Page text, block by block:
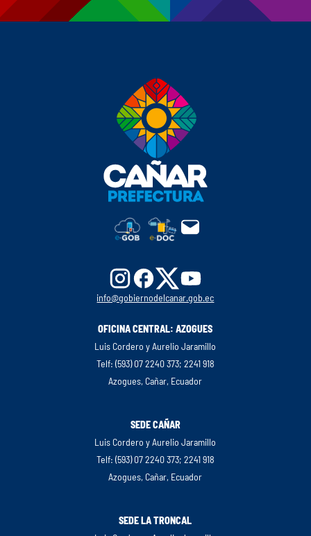
info@gobiernodelcanar.gob.ec
OFICINA CENTRAL: AZOGUES
Luis Cordero y Aurelio Jaramillo
Telf: (593) 07 2240 373; 2241 918
Azogues, Cañar, Ecuador
SEDE CAÑAR
Luis Cordero y Aurelio Jaramillo
Telf: (593) 07 2240 373; 2241 918
Azogues, Cañar, Ecuador
SEDE LA TRONCAL